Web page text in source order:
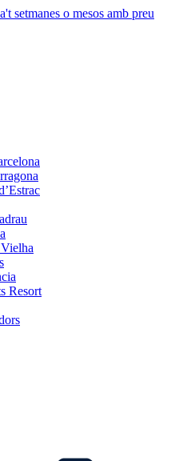
setmanes o mesos amb preu
Resort